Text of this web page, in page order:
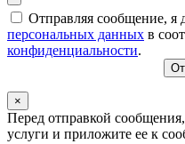
Отправляя сообщение, я
персональных данных в
конфиденциальности.
×
Перед отправкой сообщения,
услуги и приложите ее к